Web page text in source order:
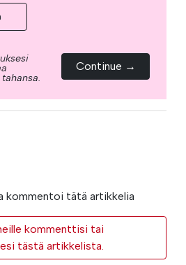
Continue →
kommentoi tätä artikkelia
kommenttisi tai
tästä artikkelista.